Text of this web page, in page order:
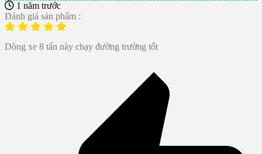
1 năm trước
Đánh giá sản phẩm :
Dòng xe 8 tấn này chạy đường trường tốt